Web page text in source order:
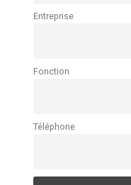
Entreprise
Fonction
Téléphone